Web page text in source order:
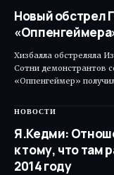
Новый обстрел
Хизбалла обстреляла
Сотни демонстрантов
«Оппенгеймер»
НОВОСТИ
Я.Кедми:
к тому, что там
2014 году